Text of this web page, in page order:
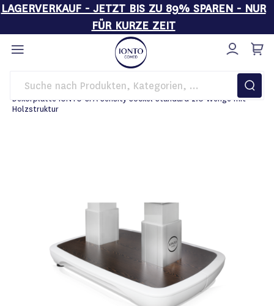
LAGERVERKAUF - JETZT BIS ZU 89% SPAREN - NUR
FÜR KURZE ZEIT
Direkt
zum
Inhalt
Startseite Behandlungsliegen
Zubehör
Dekorplatte IONTO-SPA Sensity Sockel Standard 2.0 Wenge mit
Holzstruktur